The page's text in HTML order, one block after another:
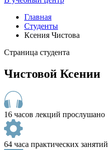
Главная
Студенты
Ксения Чистова
Страница студента
Чистовой Ксении
16 часов лекций прослушано
64 часа практических занятий